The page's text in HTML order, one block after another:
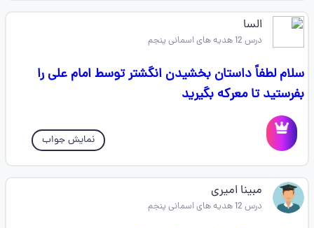
السا
درس 12 هدیه های اسمانی پنجم
سلام لطفاً داستان بخشیدن انگشتر توسط امام علی را
بفرستید تا معرکه بگیرید
نمایش جواب
مبینا امیری
درس 12 هدیه های اسمانی پنجم